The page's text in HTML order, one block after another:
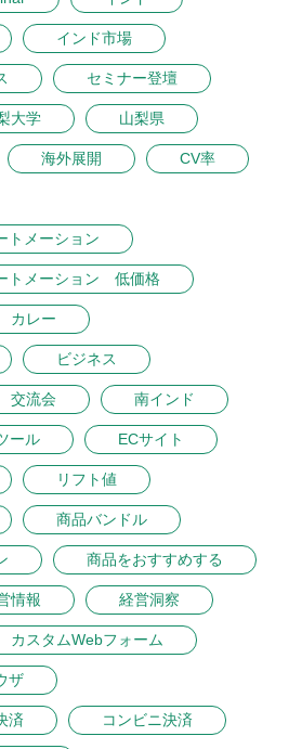
インド市場
セミナー登壇
大学 山梨県
海外展開 CV率
トメーション
トメーション 低価格
カレー
ビジネス
交流会 南インド
ール ECサイト
リフト値
商品バンドル
商品をおすすめする
情報 経営洞察
カスタムWebフォーム
ザ
済 コンビニ決済